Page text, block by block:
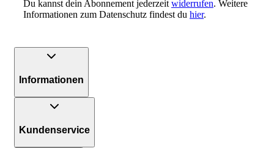
Du kannst dein Abonnement jederzeit widerrufen. Weitere
Informationen zum Datenschutz findest du hier.
Informationen
Kundenservice